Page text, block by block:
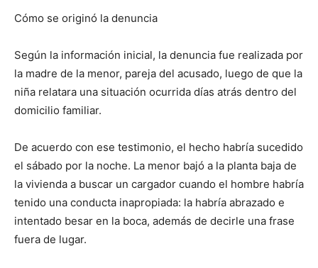
Cómo se originó la denuncia
Según la información inicial, la denuncia fue realizada por
la madre de la menor, pareja del acusado, luego de que la
niña relatara una situación ocurrida días atrás dentro del
domicilio familiar.
De acuerdo con ese testimonio, el hecho habría sucedido
el sábado por la noche. La menor bajó a la planta baja de
la vivienda a buscar un cargador cuando el hombre habría
tenido una conducta inapropiada: la habría abrazado e
intentado besar en la boca, además de decirle una frase
fuera de lugar.